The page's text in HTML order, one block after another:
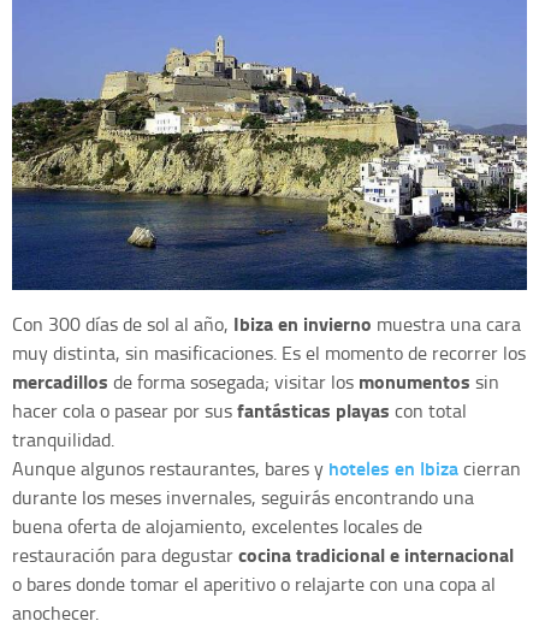
Con 300 días de sol al año, Ibiza en invierno muestra una cara
muy distinta, sin masificaciones. Es el momento de recorrer los
mercadillos de forma sosegada; visitar los monumentos sin
hacer cola o pasear por susfantásticas playas con total
tranquilidad.
Aunque algunos restaurantes, bares y hoteles en Ibizacierran
durante los meses invernales, seguirás encontrando una
buena oferta de alojamiento, excelentes locales de
restauración para degustarcocina tradicional e internacional
o bares donde tomar el aperitivo o relajarte con una copa al
anochecer.